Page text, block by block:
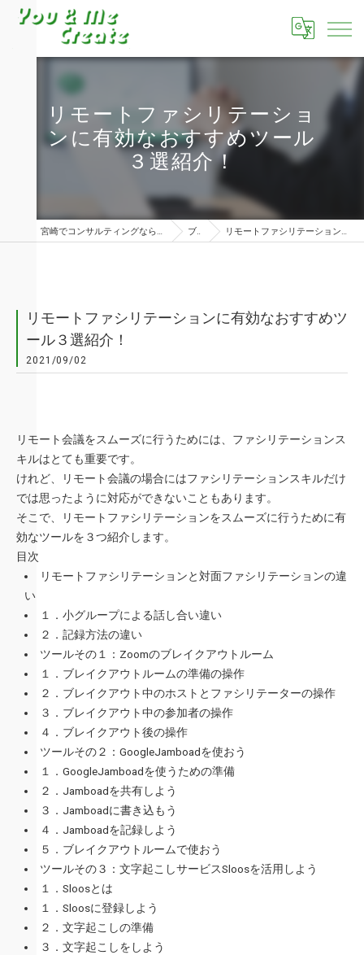
リモートファシリテーショ
ンに有効なおすすめツール
３選紹介！
宮崎でコンサルティングならユーアンドミークリエイト株式会社 ブログ リモートファシリテーションに有効なおすすめツール３選紹介！
リモートファシリテーションに有効なおすすめツ
ール３選紹介！
2021/09/02
リモート会議をスムーズに行うためには、ファシリテーションス
キルはとても重要です。
けれど、リモート会議の場合にはファシリテーションスキルだけ
では思ったように対応ができないこともあります。
そこで、リモートファシリテーションをスムーズに行うために有
効なツールを３つ紹介します。
目次
リモートファシリテーションと対面ファシリテーションの違
い
１．小グループによる話し合い違い
２．記録方法の違い
ツールその１：Zoomのブレイクアウトルーム
１．ブレイクアウトルームの準備の操作
２．ブレイクアウト中のホストとファシリテーターの操作
３．ブレイクアウト中の参加者の操作
４．ブレイクアウト後の操作
ツールその２：GoogleJamboadを使おう
１．GoogleJamboadを使うための準備
２．Jamboadを共有しよう
３．Jamboadに書き込もう
４．Jamboadを記録しよう
５．ブレイクアウトルームで使おう
ツールその３：文字起こしサービスSloosを活用しよう
１．Sloosとは
１．Sloosに登録しよう
２．文字起こしの準備
３．文字起こしをしよう